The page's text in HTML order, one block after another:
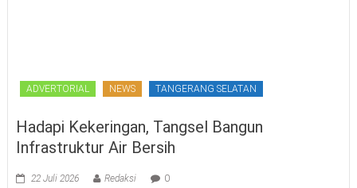
ADVERTORIAL NEWS TANGERANG SELATAN
Hadapi Kekeringan, Tangsel Bangun
Infrastruktur Air Bersih
22 Juli 2026 Redaksi 0